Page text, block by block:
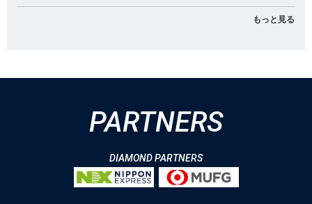
もっと見る
PARTNERS
DIAMOND PARTNERS